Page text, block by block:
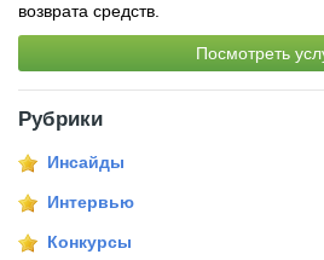
возврата средств.
Посмотреть
Рубрики
Инсайды
Интервью
Конкурсы